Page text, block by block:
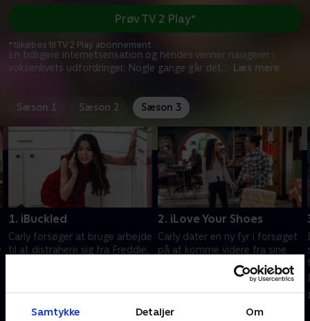
Samtykke Detaljer Om
En tidligere internetsensation og hendes venner navigerer i
voksenlivets udfordringer. Nogle gange går det... Læs mere
Prøv TV 2 Play*
*tilkøbes til TV 2 Play abonnement
Sæson 1 Sæson 2 Sæson 3
1. iBuckled
Carly forsøger at bruge arbejde
til at distrahere sig fra Freddie,
12. oktober 2023 • 22 min
2. iLove Your Shoes
Carly dater en ny fyr i forsøget
på at komme videre fra sine
nyligt erkendte følelser for
12. oktober 2023 • 22 min